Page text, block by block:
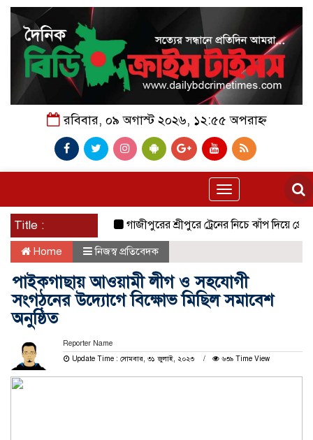
রবিবার, ০৯ অগাস্ট ২০২৬, ১২:৫৫ অপরাহ্ন
Toggle
navigation
Title : গাজীপুরের শ্রীপুরে ট্রেনের নিচে ঝাঁপ দিয়ে প্রেমিক
Home নিজস্ব প্রতিবেদক
পাইকগাছায় আওয়ামী লীগ ও সহযোগী
সংগঠনের উদ্যোগে বিক্ষোভ মিছিল সমাবেশ
অনুষ্ঠিত
Reporter Name
Update Time : সোমবার, ৩১ জুলাই, ২০২৩
৬৩৯ Time View